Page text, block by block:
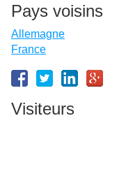
Pays voisins
Allemagne
France
Visiteurs